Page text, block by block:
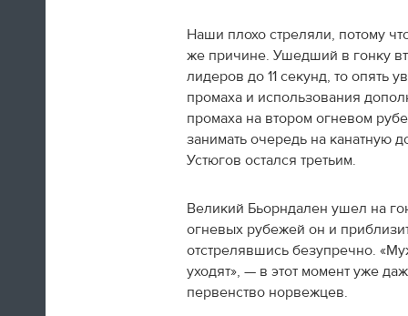
Итальянская фигуристка Валентина
Олимпиаду, прощается с Сочи изнутри
"Ключ взял? Командировочное
не забыл? Ну, давай, обнимемся".
Вели тут с Поливановым
семейную жизнь практически
Наши плохо стреляли, потому
же причине. Ушедший в гонку
лидеров до 11 секунд, то опять
промаха и использования
промаха на втором огневом
занимать очередь на
Устюгов остался третьим.
Великий Бьорндален ушел на
огневых рубежей он и
отстрелявшись безупречно.
уходят», — в этот момент уже
первенство норвежцев.